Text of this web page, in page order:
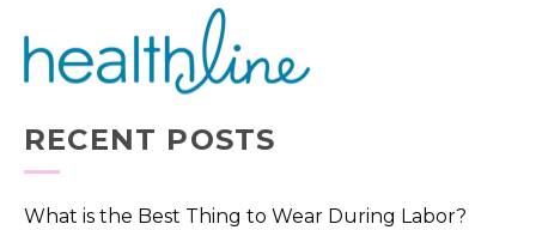
RECENT POSTS
What is the Best Thing to Wear During Labor?